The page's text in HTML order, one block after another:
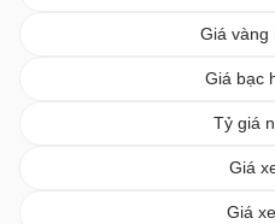
Giá vàng
Giá bạc
Tỷ giá
Giá
Giá